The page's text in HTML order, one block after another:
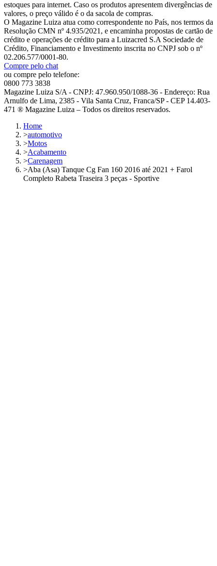
estoques para internet. Caso os produtos apresentem divergências de
valores, o preço válido é o da sacola de compras.
O Magazine Luiza atua como correspondente no País, nos termos da
Resolução CMN nº 4.935/2021, e encaminha propostas de cartão de
crédito e operações de crédito para a Luizacred S.A Sociedade de
Crédito, Financiamento e Investimento inscrita no CNPJ sob o nº
02.206.577/0001-80.
Compre pelo chat
ou compre pelo telefone:
0800 773 3838
Magazine Luiza S/A - CNPJ: 47.960.950/1088-36 - Endereço: Rua
Arnulfo de Lima, 2385 - Vila Santa Cruz, Franca/SP - CEP 14.403-
471 ® Magazine Luiza – Todos os direitos reservados.
Home
>automotivo
>Motos
>Acabamento
>Carenagem
>Aba (Asa) Tanque Cg Fan 160 2016 até 2021 + Farol
Completo Rabeta Traseira 3 peças - Sportive